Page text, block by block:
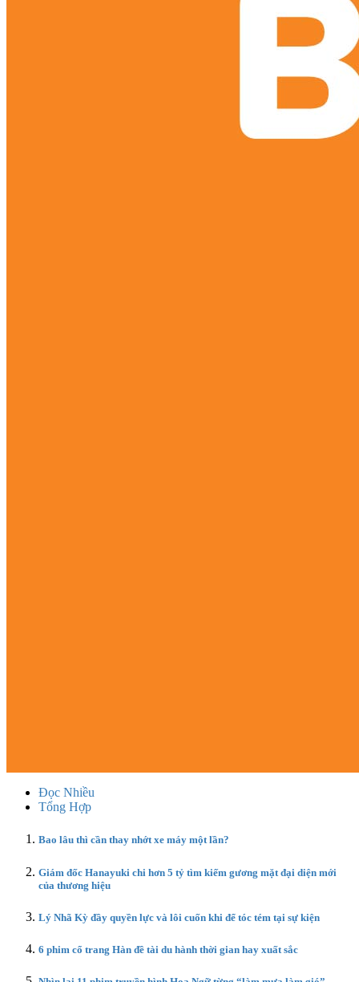
Đọc Nhiều
Tổng Hợp
Bao lâu thì cần thay nhớt xe máy một lần?
Giám đốc Hanayuki chi hơn 5 tỷ tìm kiếm gương mặt đại diện mới
của thương hiệu
Lý Nhã Kỳ đầy quyền lực và lôi cuốn khi để tóc tém tại sự kiện
6 phim cổ trang Hàn đề tài du hành thời gian hay xuất sắc